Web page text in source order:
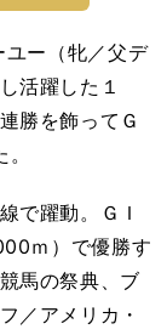
ー（牝／父デ
活躍した１
勝を飾ってＧ
で躍動。ＧＩ
ｍ）で優勝す
馬の祭典、ブ
／アメリカ・